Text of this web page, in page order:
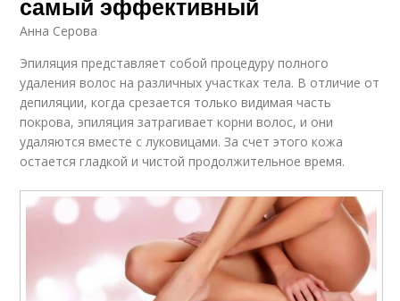
самый эффективный
Анна Серова
Эпиляция представляет собой процедуру полного
удаления волос на различных участках тела. В отличие от
депиляции, когда срезается только видимая часть
покрова, эпиляция затрагивает корни волос, и они
удаляются вместе с луковицами. За счет этого кожа
остается гладкой и чистой продолжительное время.